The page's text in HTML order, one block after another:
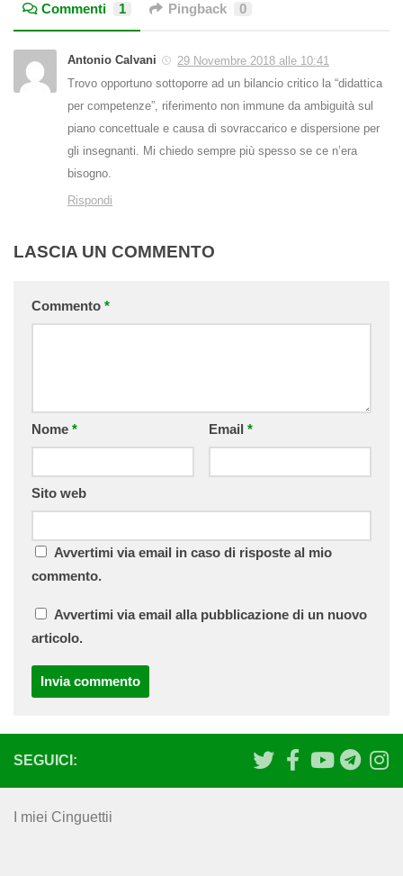
Commenti 1 Pingback 0
Antonio Calvani
29 Novembre 2018 alle 10:41
Trovo opportuno sottoporre ad un bilancio critico la “didattica
per competenze”, riferimento non immune da ambiguità sul
piano concettuale e causa di sovraccarico e dispersione per
gli insegnanti. Mi chiedo sempre più spesso se ce n’era
bisogno.
Rispondi
LASCIA UN COMMENTO
Commento *
Nome * Email *
Sito web
Avvertimi via email in caso di risposte al mio
commento.
Avvertimi via email alla pubblicazione di un nuovo
articolo.
SEGUICI:
I miei Cinguettii